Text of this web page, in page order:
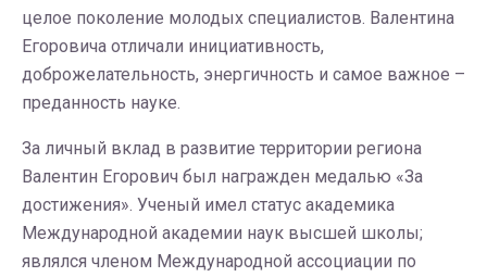
целое поколение молодых специалистов. Валентина
Егоровича отличали инициативность,
доброжелательность, энергичность и самое важное –
преданность науке.
За личный вклад в развитие территории региона
Валентин Егорович был награжден медалью «За
достижения». Ученый имел статус академика
Международной академии наук высшей школы;
являлся членом Международной ассоциации по